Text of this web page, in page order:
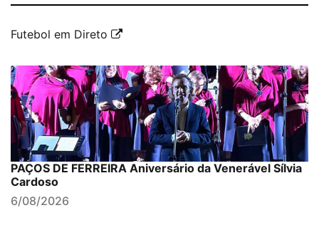
Futebol em Direto
PAÇOS DE FERREIRA Aniversário da Venerável Sílvia
Cardoso
6/08/2026